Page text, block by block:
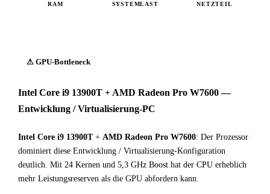
RAM SYSTEMLAST NETZTEIL
⚠ GPU-Bottleneck
Intel Core i9 13900T + AMD Radeon Pro W7600 —
Entwicklung / Virtualisierung-PC
Intel Core i9 13900T+ AMD Radeon Pro W7600: Der Prozessor
dominiert diese Entwicklung / Virtualisierung-Konfiguration
deutlich. Mit 24 Kernen und 5,3 GHz Boost hat der CPU erheblich
mehr Leistungsreserven als die GPU abfordern kann.